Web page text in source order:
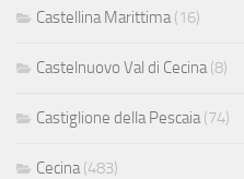
Castellina Marittima (16)
Castelnuovo Val di Cecina (8)
Castiglione della Pescaia (74)
Cecina (483)